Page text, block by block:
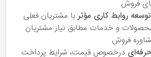
فروش
روابط کاری مؤثر با مشتریان فعلی
و خدمات مطابق نیاز مشتریان
فروش
درخصوص قیمت، شرایط پرداخت